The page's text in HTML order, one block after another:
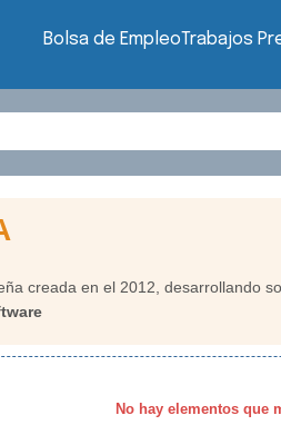
Bolsa de EmpleoTrabajos
creada en el 2012, desarrollando
No hay elementos que